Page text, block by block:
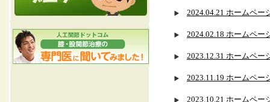
2024.04.21 ホームペー
2024.02.18 ホームペー
2023.12.31 ホームペー
2023.11.19 ホームペー
2023.10.21 ホームペー